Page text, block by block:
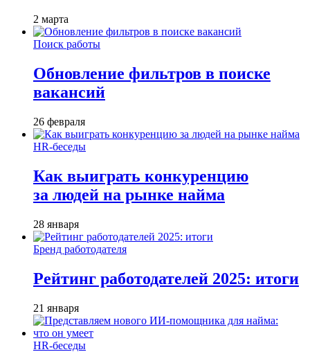
2 марта
Поиск работы
Обновление фильтров в поиске
вакансий
26 февраля
HR-беседы
Как выиграть конкуренцию
за людей на рынке найма
28 января
Бренд работодателя
Рейтинг работодателей 2025: итоги
21 января
HR-беседы